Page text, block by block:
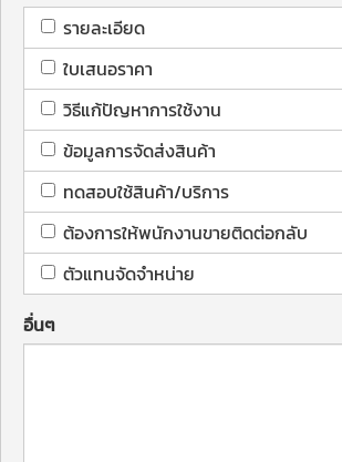
รายละเอียด
ใบเสนอราคา
วิธีแก้ปัญหาการใช้งาน
ข้อมูลการจัดส่งสินค้า
ทดสอบใช้สินค้า/บริการ
ต้องการให้พนักงานขายติดต่อกลับ
ตัวแทนจัดจำหน่าย
อื่นๆ